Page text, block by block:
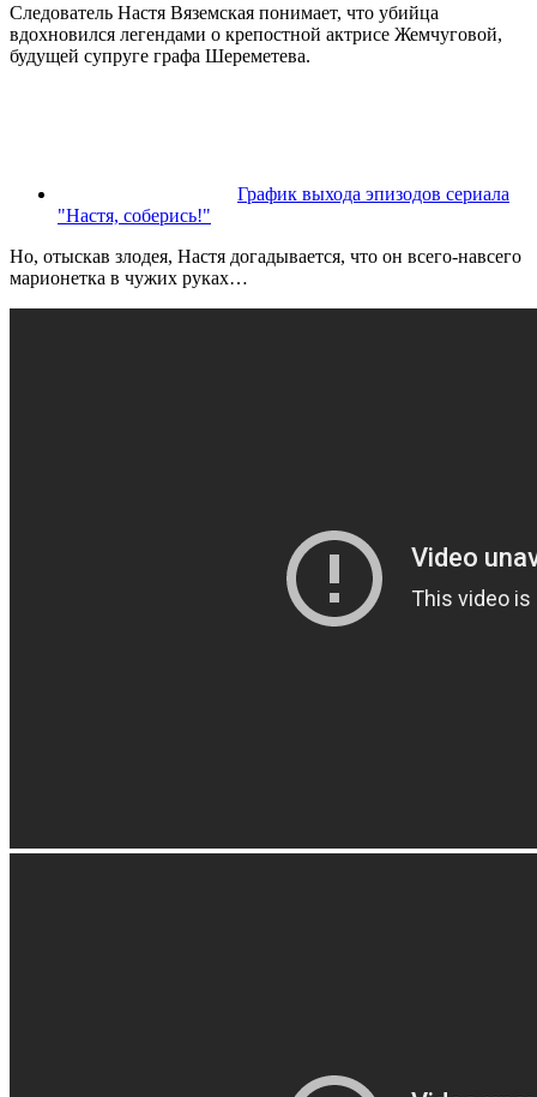
Следователь Настя Вяземская понимает, что убийца
вдохновился легендами о крепостной актрисе Жемчуговой,
будущей супруге графа Шереметева.
График выхода эпизодов сериала
"Настя, соберись!"
Но, отыскав злодея, Настя догадывается, что он всего-навсего
марионетка в чужих руках…